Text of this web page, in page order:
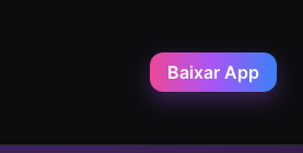
Baixar App